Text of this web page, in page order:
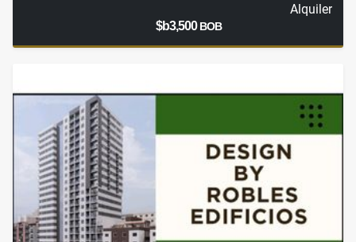
Alquiler
$b3,500BOB